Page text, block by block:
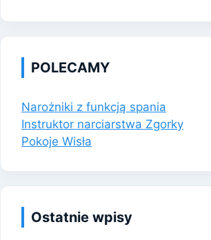
POLECAMY
Narożniki z funkcją spania
Instruktor narciarstwa Zgorky
Pokoje Wisła
Ostatnie wpisy